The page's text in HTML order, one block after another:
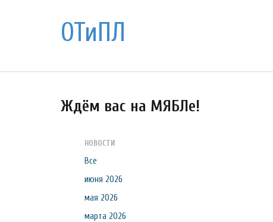
ОТиПЛ
Ждём вас на МЯБЛе!
НОВОСТИ
Все
июня 2026
мая 2026
марта 2026